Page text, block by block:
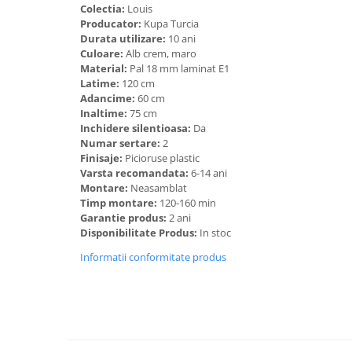
Colectia: Louis
Producator: Kupa Turcia
Durata utilizare: 10 ani
Culoare: Alb crem, maro
Material: Pal 18 mm laminat E1
Latime: 120 cm
Adancime: 60 cm
Inaltime: 75 cm
Inchidere silentioasa: Da
Numar sertare: 2
Finisaje: Picioruse plastic
Varsta recomandata: 6-14 ani
Montare: Neasamblat
Timp montare: 120-160 min
Garantie produs: 2 ani
Disponibilitate Produs: In stoc
Informatii conformitate produs